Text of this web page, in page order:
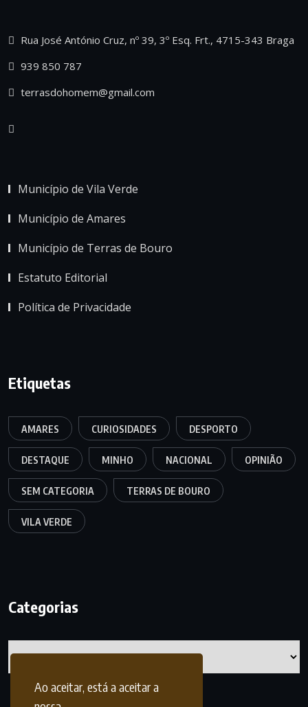
Ao aceitar, está a aceitar a
Rua José António Cruz, nº 39, 3º Esq. Frt., 4715-343 Braga
939 850 787
terrasdohomem@gmail.com
Município de Vila Verde
Município de Amares
Município de Terras de Bouro
Estatuto Editorial
Política de Privacidade
Etiquetas
AMARES CURIOSIDADES DESPORTO
DESTAQUE MINHO NACIONAL OPINIÃO
SEM CATEGORIA TERRAS DE BOURO
VILA VERDE
Categorias